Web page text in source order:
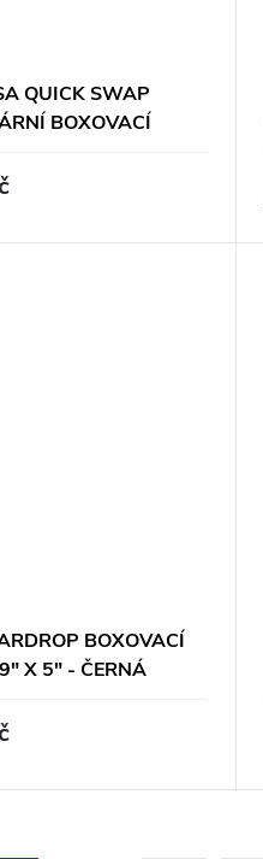
QUICK SWAP
BOXOVACÍ
BOXOVACÍ
X 5" - ČERNÁ